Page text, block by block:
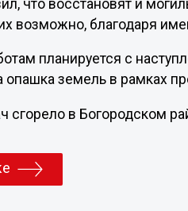
что восстановят и
возможно, благодаря
планируется с
опашка земель в рамках
сгорело в Богородском